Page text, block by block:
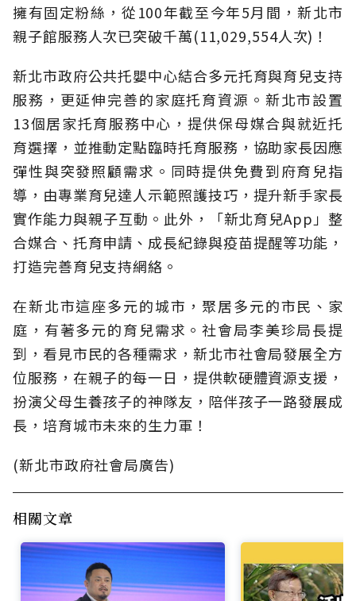
擁有固定粉絲，從100年截至今年5月間，新北市
親子館服務人次已突破千萬(11,029,554人次)！
新北市政府公共托嬰中心結合多元托育與育兒支持
服務，更延伸完善的家庭托育資源。新北市設置
13個居家托育服務中心，提供保母媒合與就近托
育選擇，並推動定點臨時托育服務，協助家長因應
彈性與突發照顧需求。同時提供免費到府育兒指
導，由專業育兒達人示範照護技巧，提升新手家長
實作能力與親子互動。此外，「新北育兒App」整
合媒合、托育申請、成長紀錄與疫苗提醒等功能，
打造完善育兒支持網絡。
在新北市這座多元的城市，聚居多元的市民、家
庭，有著多元的育兒需求。社會局李美珍局長提
到，看見市民的各種需求，新北市社會局發展全方
位服務，在親子的每一日，提供軟硬體資源支援，
扮演父母生養孩子的神隊友，陪伴孩子一路發展成
長，培育城市未來的生力軍！
(新北市政府社會局廣告)
相關文章